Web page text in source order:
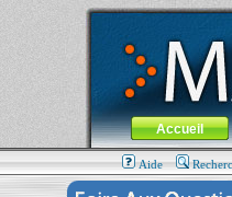
MacBook-fr.com : 100%
Aller au contenu-Aller
Menu général
Accueil
Aide